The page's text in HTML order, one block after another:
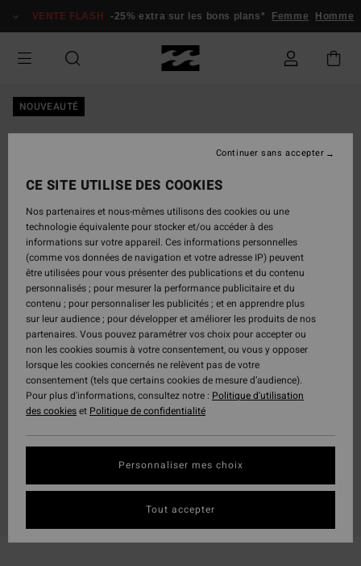
VENTE FLASH -25% extra sur les bons plans* Femme Homme
NOUVEAUTÉ
CE SITE UTILISE DES COOKIES
Nos partenaires et nous-mêmes utilisons des cookies ou une
technologie équivalente pour stocker et/ou accéder à des
informations sur votre appareil. Ces informations personnelles
(comme vos données de navigation et votre adresse IP) peuvent
être utilisées pour vous présenter des publications et du contenu
personnalisés ; pour mesurer la performance publicitaire et du
contenu ; pour personnaliser les publicités ; et en apprendre plus
sur leur audience ; pour développer et améliorer les produits de nos
partenaires. Vous pouvez paramétrer vos choix pour accepter ou
non les cookies soumis à votre consentement, ou vous y opposer
lorsque les cookies concernés ne relèvent pas de votre
consentement (tels que certains cookies de mesure d’audience).
Pour plus d'informations, consultez notre : Politique d'utilisation
des cookieset Politique de confidentialité
Personnaliser mes choix
Continuer sans accepter
Tout accepter